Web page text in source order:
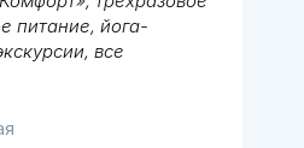
питание, йога-
все